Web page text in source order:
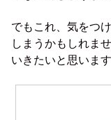
でもこれ、気をつ
しまうかもしれま
いきたいと思います